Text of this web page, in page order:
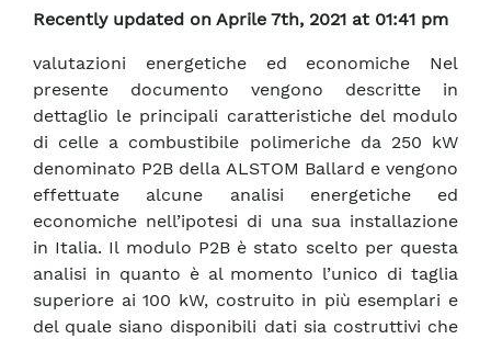
Recently updated on Aprile 7th, 2021 at 01:41 pm
valutazioni energetiche ed economiche Nel
presente documento vengono descritte in
dettaglio le principali caratteristiche del modulo
di celle a combustibile polimeriche da 250 kW
denominato P2B della ALSTOM Ballard e vengono
effettuate alcune analisi energetiche ed
economiche nell’ipotesi di una sua installazione
in Italia. Il modulo P2B è stato scelto per questa
analisi in quanto è al momento l’unico di taglia
superiore ai 100 kW, costruito in più esemplari e
del quale siano disponibili dati sia costruttivi che